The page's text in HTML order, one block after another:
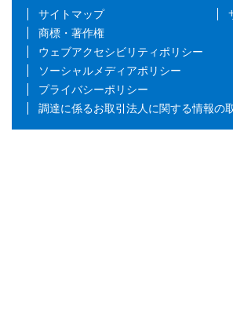
サイトマップ
商標・著作権
ウェブアクセシビリティポリシー
ソーシャルメディアポリシー
プライバシーポリシー
調達に係るお取引法人に関する情報の